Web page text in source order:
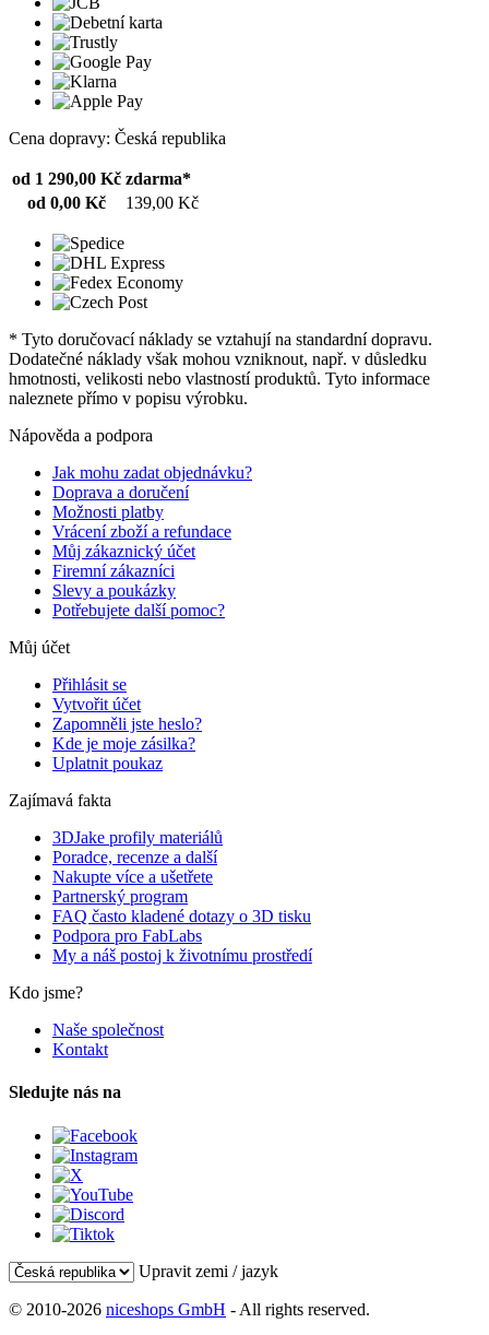
Cena dopravy: Česká republika
od 1 290,00 Kč zdarma*
od 0,00 Kč
139,00 Kč
* Tyto doručovací náklady se vztahují na standardní dopravu.
Dodatečné náklady však mohou vzniknout, např. v důsledku
hmotnosti, velikosti nebo vlastností produktů. Tyto informace
naleznete přímo v popisu výrobku.
Nápověda a podpora
Jak mohu zadat objednávku?
Doprava a doručení
Možnosti platby
Vrácení zboží a refundace
Můj zákaznický účet
Firemní zákazníci
Slevy a poukázky
Potřebujete další pomoc?
Můj účet
Přihlásit se
Vytvořit účet
Zapomněli jste heslo?
Kde je moje zásilka?
Uplatnit poukaz
Zajímavá fakta
3DJake profily materiálů
Poradce, recenze a další
Nakupte více a ušetřete
Partnerský program
FAQ často kladené dotazy o 3D tisku
Podpora pro FabLabs
My a náš postoj k životnímu prostředí
Kdo jsme?
Naše společnost
Kontakt
Sledujte nás na
Upravit zemi / jazyk
© 2010-2026 niceshops GmbH - All rights reserved.